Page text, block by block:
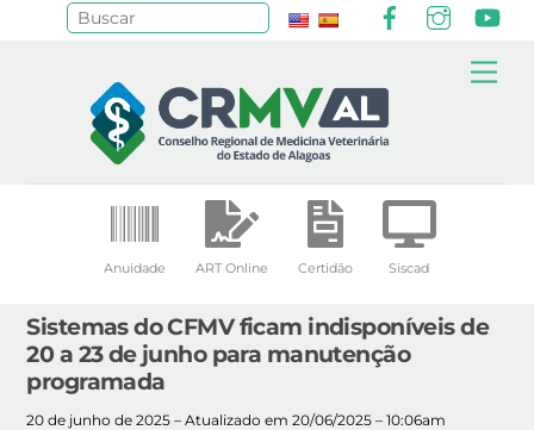
Anuidade ART Online Certidão Siscad
Sistemas do CFMV ficam indisponíveis de
20 a 23 de junho para manutenção
programada
20 de junho de 2025 – Atualizado em 20/06/2025 – 10:06am